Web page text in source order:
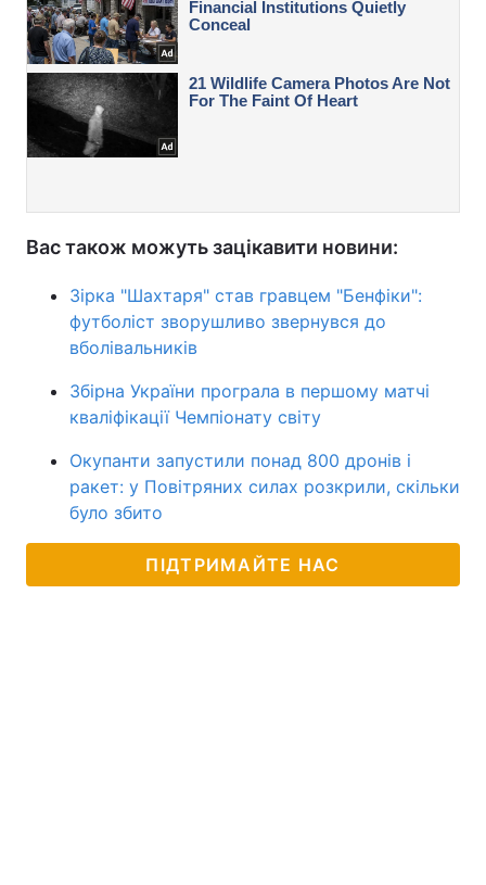
Вас також можуть зацікавити новини:
Зірка "Шахтаря" став гравцем "Бенфіки":
футболіст зворушливо звернувся до
вболівальників
Збірна України програла в першому матчі
кваліфікації Чемпіонату світу
Окупанти запустили понад 800 дронів і
ракет: у Повітряних силах розкрили, скільки
було збито
ПІДТРИМАЙТЕ НАС